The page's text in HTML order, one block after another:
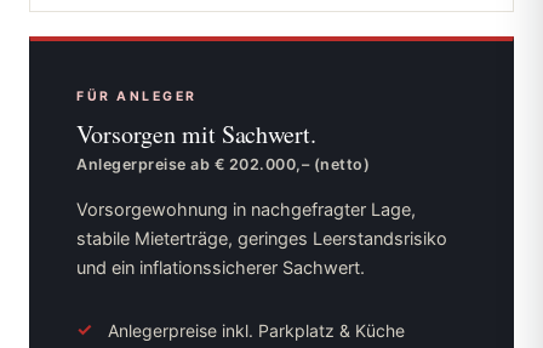
FÜR ANLEGER
Vorsorgen mit Sachwert.
Anlegerpreise ab € 202.000,– (netto)
Vorsorgewohnung in nachgefragter Lage,
stabile Mieterträge, geringes Leerstandsrisiko
und ein inflationssicherer Sachwert.
Anlegerpreise inkl. Parkplatz & Küche